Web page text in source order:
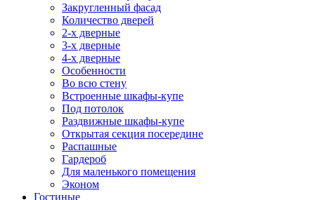
Закругленный фасад
Количество дверей
2-х дверные
3-х дверные
4-х дверные
Особенности
Во всю стену
Встроенные шкафы-купе
Под потолок
Раздвижные шкафы-купе
Открытая секция посередине
Распашные
Гардероб
Для маленького помещения
Эконом
Гостиные